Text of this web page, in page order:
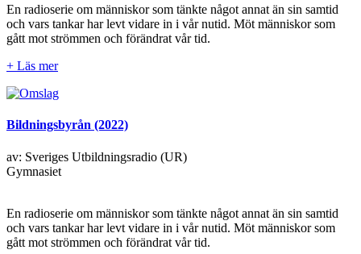
En radioserie om människor som tänkte något annat än sin samtid
och vars tankar har levt vidare in i vår nutid. Möt människor som
gått mot strömmen och förändrat vår tid.
+ Läs mer
Bildningsbyrån (2022)
av: Sveriges Utbildningsradio (UR)
Gymnasiet
En radioserie om människor som tänkte något annat än sin samtid
och vars tankar har levt vidare in i vår nutid. Möt människor som
gått mot strömmen och förändrat vår tid.